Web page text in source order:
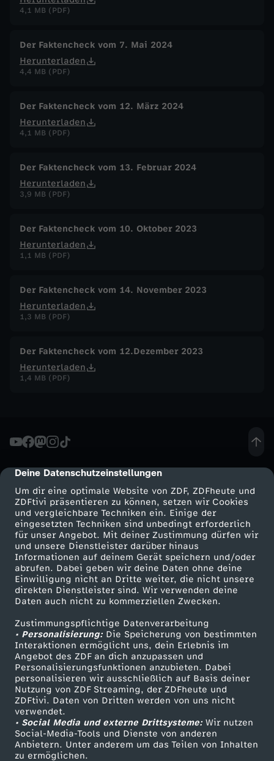
cmp-dialog-description
Deine Datenschutzeinstellungen
Um dir eine optimale Website von ZDF, ZDFheute und
ZDFtivi präsentieren zu können, setzen wir Cookies
und vergleichbare Techniken ein. Einige der
eingesetzten Techniken sind unbedingt erforderlich
für unser Angebot. Mit deiner Zustimmung dürfen wir
und unsere Dienstleister darüber hinaus
Informationen auf deinem Gerät speichern und/oder
abrufen. Dabei geben wir deine Daten ohne deine
Einwilligung nicht an Dritte weiter, die nicht unsere
direkten Dienstleister sind. Wir verwenden deine
Daten auch nicht zu kommerziellen Zwecken.
Zustimmungspflichtige Datenverarbeitung
• Personalisierung:Die Speicherung von bestimmten
Interaktionen ermöglicht uns, dein Erlebnis im
Angebot des ZDF an dich anzupassen und
Personalisierungsfunktionen anzubieten. Dabei
personalisieren wir ausschließlich auf Basis deiner
Nutzung von ZDF Streaming, der ZDFheute und
ZDFtivi. Daten von Dritten werden von uns nicht
verwendet.
• Social Media und externe Drittsysteme:Wir nutzen
Social-Media-Tools und Dienste von anderen
Anbietern. Unter anderem um das Teilen von Inhalten
zu ermöglichen.
4,1 MB (PDF)
Der Faktencheck vom 7. Mai 2024
Herunterladen
4,4 MB (PDF)
Der Faktencheck vom 12. März 2024
Herunterladen
4,1 MB (PDF)
Der Faktencheck vom 13. Februar 2024
Herunterladen
3,9 MB (PDF)
Der Faktencheck vom 10. Oktober 2023
Herunterladen
1,1 MB (PDF)
Der Faktencheck vom 14. November 2023
Herunterladen
1,3 MB (PDF)
Der Faktencheck vom 12.Dezember 2023
Herunterladen
1,4 MB (PDF)
Mehr ZDF
ZDF-Apps
Smart TV
ZDFtext
Livestreams
Sendungen A-Z
TV-Programm
Service
ZDFmitreden
Kontakt zum ZDF
Tickets
Zuschauerservice
Hilfe
ZDF Unternehmen
Karriere